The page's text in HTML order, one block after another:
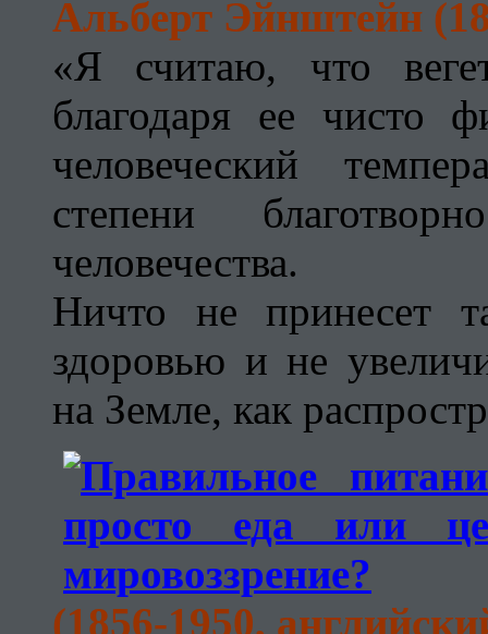
Альберт Эйнштейн
«Я считаю, что
благодаря ее чисто
человеческий
степени
человечества.
Ничто не принесет
здоровью и не
на Земле, как
(1856-1950,